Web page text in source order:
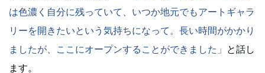
は色濃く自分に残っていて、いつか地元でもアートギャラ
リーを開きたいという気持ちになって。長い時間がかかり
ましたが、ここにオープンすることができました」 と話し
ます。